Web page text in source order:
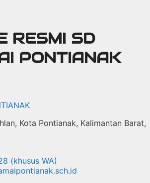
RESMI SD
PONTIANAK
Kota Pontianak, Kalimantan Barat,
(khusus WA)